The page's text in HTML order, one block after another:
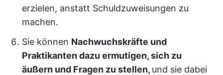
erzielen, anstatt Schuldzuweisungen zu
machen.
Sie können Nachwuchskräfte und
Praktikanten dazu ermutigen, sich zu
äußern und Fragen zu stellen, und sie dabei